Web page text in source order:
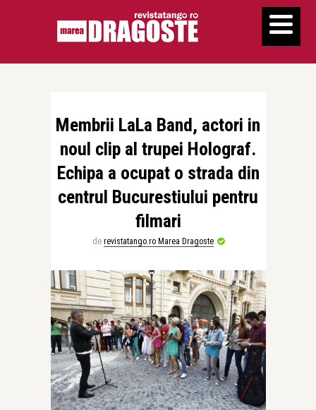
Membrii LaLa Band, actori in
noul clip al trupei Holograf.
Echipa a ocupat o strada din
centrul Bucurestiului pentru
filmari
de revistatango.ro Marea Dragoste